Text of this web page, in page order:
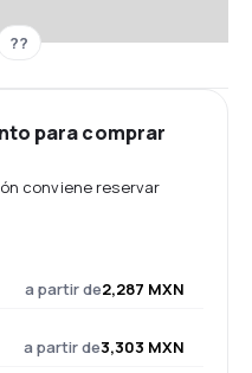
??
para comprar
conviene reservar
a partir de2,287 MXN
a partir de3,303 MXN